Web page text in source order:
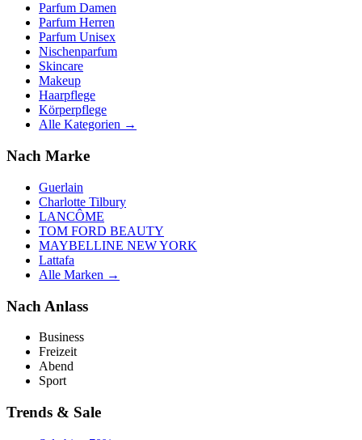
Parfum Damen
Parfum Herren
Parfum Unisex
Nischenparfum
Skincare
Makeup
Haarpflege
Körperpflege
Alle Kategorien →
Nach Marke
Guerlain
Charlotte Tilbury
LANCÔME
TOM FORD BEAUTY
MAYBELLINE NEW YORK
Lattafa
Alle Marken →
Nach Anlass
Business
Freizeit
Abend
Sport
Trends & Sale